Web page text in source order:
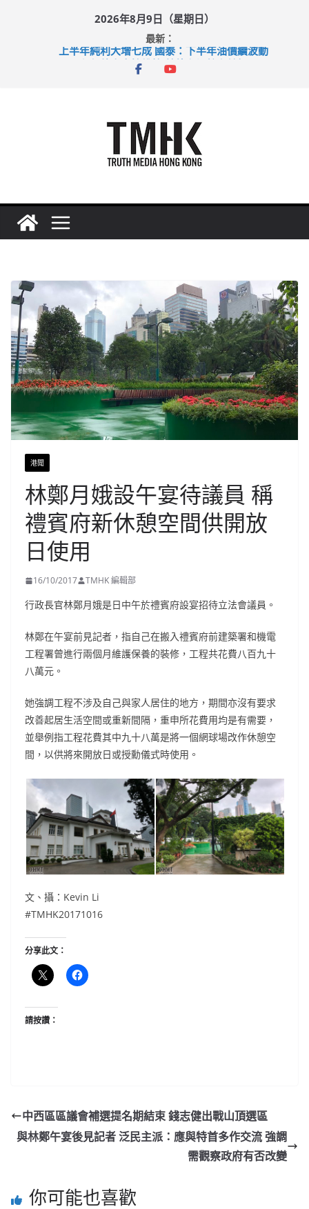
2026年8月9日（星期日）
最新：
上半年純利大增七成 國泰：下半年油價續波動
拜仁熱身賽挫維拉 啟德主場館奪錦標
港聞
林鄭月娥設午宴待議員 稱
禮賓府新休憩空間供開放
日使用
16/10/2017 TMHK 編輯部
行政長官林鄭月娥是日中午於禮賓府設宴招待立法會議員。
林鄭在午宴前見記者，指自己在搬入禮賓府前建築署和機電
工程署曾進行兩個月維護保養的裝修，工程共花費八百九十
八萬元。
她強調工程不涉及自己與家人居住的地方，期間亦沒有要求
改善起居生活空間或重新間隔，重申所花費用均是有需要，
並舉例指工程花費其中九十八萬是將一個網球場改作休憩空
間，以供將來開放日或授勳儀式時使用。
文、攝：Kevin Li
#TMHK20171016
分享此文：
請按讚：
中西區區議會補選提名期結束 錢志健出戰山頂選區
與林鄭午宴後見記者 泛民主派：應與特首多作交流 強調
需觀察政府有否改變
你可能也喜歡